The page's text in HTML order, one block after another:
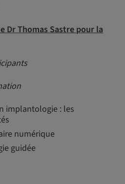
Dr Thomas Sastre pour la
implantologie : les
numérique
guidée